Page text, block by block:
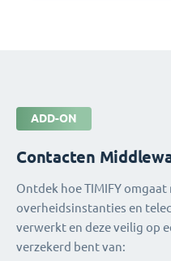
ADD-ON
Contacten
Ontdek hoe TIMIFY
overheidsinstanties en
verwerkt en deze veilig op
verzekerd bent van: